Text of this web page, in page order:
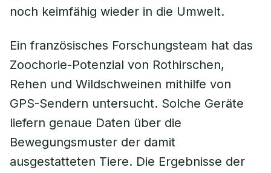
noch keimfähig wieder in die Umwelt.
Ein französisches Forschungsteam hat das
Zoochorie-Potenzial von Rothirschen,
Rehen und Wildschweinen mithilfe von
GPS-Sendern untersucht. Solche Geräte
liefern genaue Daten über die
Bewegungsmuster der damit
ausgestatteten Tiere. Die Ergebnisse der